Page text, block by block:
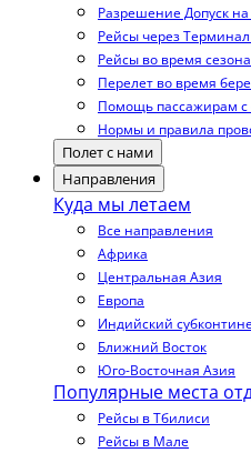
Разрешение Допуск
Рейсы через Терминал
Рейсы во время
Перелет во время
Помощь пассажирам
Нормы и правила
Полет с нами
Направления
Куда мы летаем
Все направления
Африка
Центральная Азия
Европа
Индийский
Ближний Восток
Юго-Восточная Азия
Популярные места
Рейсы в Тбилиси
Рейсы в Мале